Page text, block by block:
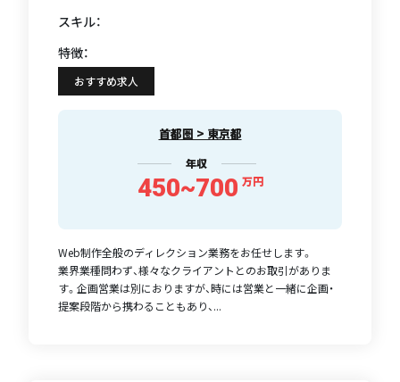
スキル：
特徴：
おすすめ求人
首都圏 > 東京都
年収
450~700 万円
Web制作全般のディレクション業務をお任せします。
業界業種問わず、様々なクライアントとのお取引がありま
す。企画営業は別におりますが、時には営業と一緒に企画・
提案段階から携わることもあり、...